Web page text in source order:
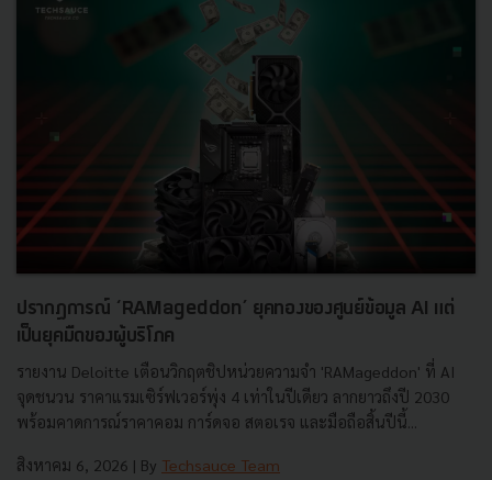
ปรากฏการณ์ ‘RAMageddon’ ยุคทองของศูนย์ข้อมูล AI แต่
เป็นยุคมืดของผู้บริโภค
รายงาน Deloitte เตือนวิกฤตชิปหน่วยความจำ 'RAMageddon' ที่ AI
จุดชนวน ราคาแรมเซิร์ฟเวอร์พุ่ง 4 เท่าในปีเดียว ลากยาวถึงปี 2030
พร้อมคาดการณ์ราคาคอม การ์ดจอ สตอเรจ และมือถือสิ้นปีนี้...
สิงหาคม 6, 2026 | By Techsauce Team